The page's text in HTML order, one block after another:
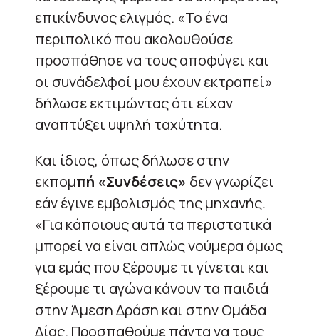
επικίνδυνος ελιγμός. «Το ένα
περιπολικό που ακολουθούσε
προσπάθησε να τους αποφύγει και
οι συνάδελφοί μου έχουν εκτραπεί»
δήλωσε εκτιμώντας ότι είχαν
αναπτύξει υψηλή ταχύτητα.
Και ίδιος, όπως δήλωσε στην
εκπομπή «Συνδέσεις» δεν γνωρίζει
εάν έγινε εμβολισμός της μηχανής.
«Για κάποιους αυτά τα περιστατικά
μπορεί να είναι απλώς νούμερα όμως
για εμάς που ξέρουμε τι γίνεται και
ξέρουμε τι αγώνα κάνουν τα παιδιά
στην Άμεση Δράση και στην Ομάδα
Δίας. Προσπαθούμε πάντα να τους